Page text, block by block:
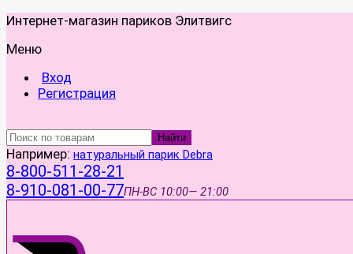
Интернет-магазин париков Элитвигс
Меню
Вход
Регистрация
Найти
Например: натуральный парик Debra
8-800-511-28-21
8-910-081-00-77ПН-ВС 10:00— 21:00